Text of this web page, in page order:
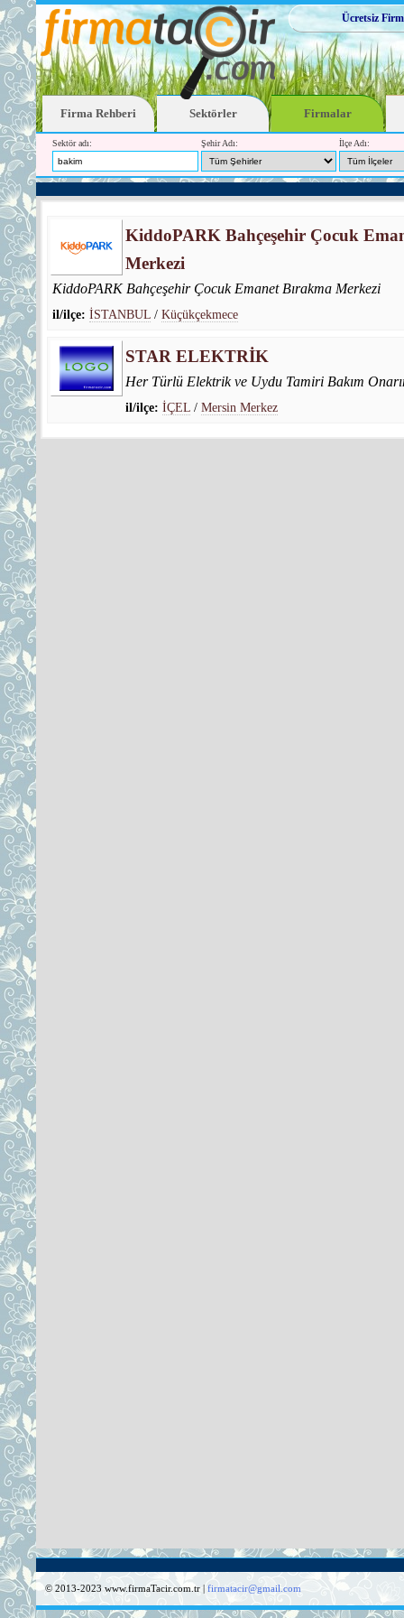
Ücretsiz
Firma Rehberi Sektörler Firmalar
Sektör adı: Şehir Adı: İlçe Adı:
KiddoPARK Bahçeşehir Çocuk
Merkezi
KiddoPARK Bahçeşehir Çocuk Emanet Bırakma Merkezi
il/ilçe: İSTANBUL / Küçükçekmece
STAR ELEKTRİK
Her Türlü Elektrik ve Uydu Tamiri Bakım
il/ilçe: İÇEL / Mersin Merkez
© 2013-2023 www.firmaTacir.com.tr | firmatacir@gmail.com